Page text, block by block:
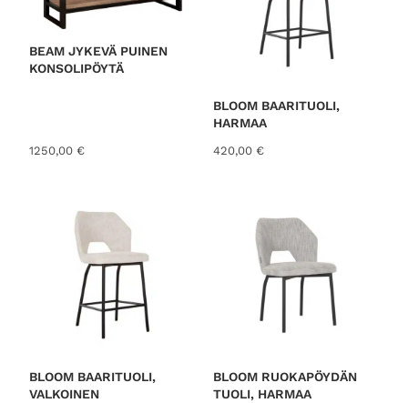
BEAM JYKEVÄ PUINEN
KONSOLIPÖYTÄ
1250,00 €
BLOOM BAARITUOLI,
HARMAA
420,00 €
BLOOM BAARITUOLI,
VALKOINEN
BLOOM RUOKAPÖYDÄN
TUOLI, HARMAA